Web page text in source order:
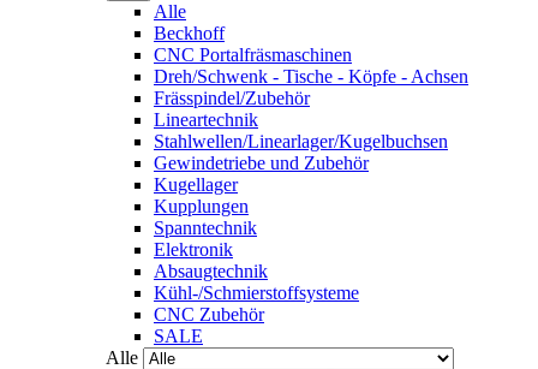
Alle
Beckhoff
CNC Portalfräsmaschinen
Dreh/Schwenk - Tische - Köpfe - Achsen
Frässpindel/Zubehör
Lineartechnik
Stahlwellen/Linearlager/Kugelbuchsen
Gewindetriebe und Zubehör
Kugellager
Kupplungen
Spanntechnik
Elektronik
Absaugtechnik
Kühl-/Schmierstoffsysteme
CNC Zubehör
SALE
Alle